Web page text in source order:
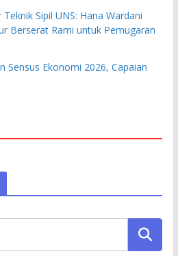
Sipil UNS: Hana Wardani
Berserat Rami untuk Pemugaran
Sensus Ekonomi 2026, Capaian